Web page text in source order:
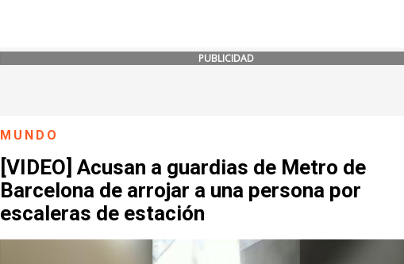
PUBLICIDAD
MUNDO
[VIDEO] Acusan a guardias de Metro de
Barcelona de arrojar a una persona por
escaleras de estación